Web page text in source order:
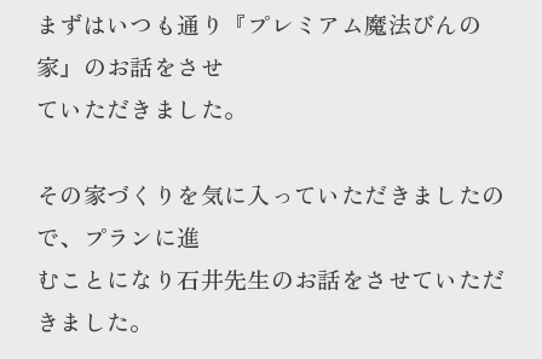
まずはいつも通り『プレミアム魔法びんの
家』のお話をさせ
ていただきました。
その家づくりを気に入っていただきましたの
で、プランに進
むことになり石井先生のお話をさせていただ
きました。